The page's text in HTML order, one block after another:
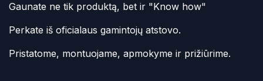
Gaunate ne tik produktą, bet ir "Know how"
Perkate iš oficialaus gamintojų atstovo.
Pristatome, montuojame, apmokyme ir prižiūrime.